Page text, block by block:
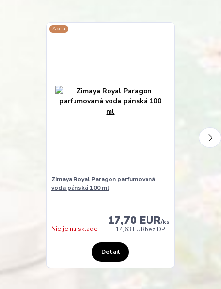
Akcia
Zimaya Royal Paragon parfumovaná
voda pánská 100 ml
17,70 EUR/ks
14,63 EURbez DPH
Nie je na sklade
Detail